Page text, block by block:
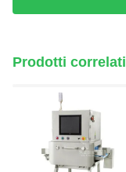
Prodotti correlati